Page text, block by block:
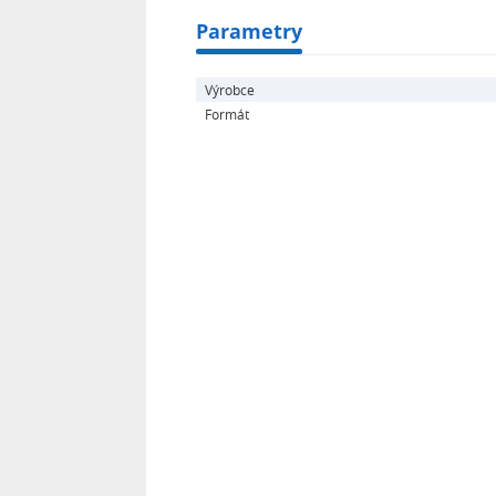
Parametry
Výrobce
Formát